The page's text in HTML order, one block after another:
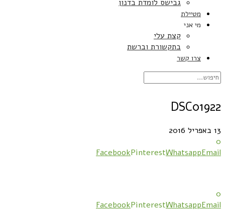
גבישס לומדת בדנון
מטיילת
מי אני
קצת עלי
בתקשורת וברשת
צרו קשר
DSC01922
13 באפריל 2016
0
FacebookPinterestWhatsappEmail
0
FacebookPinterestWhatsappEmail